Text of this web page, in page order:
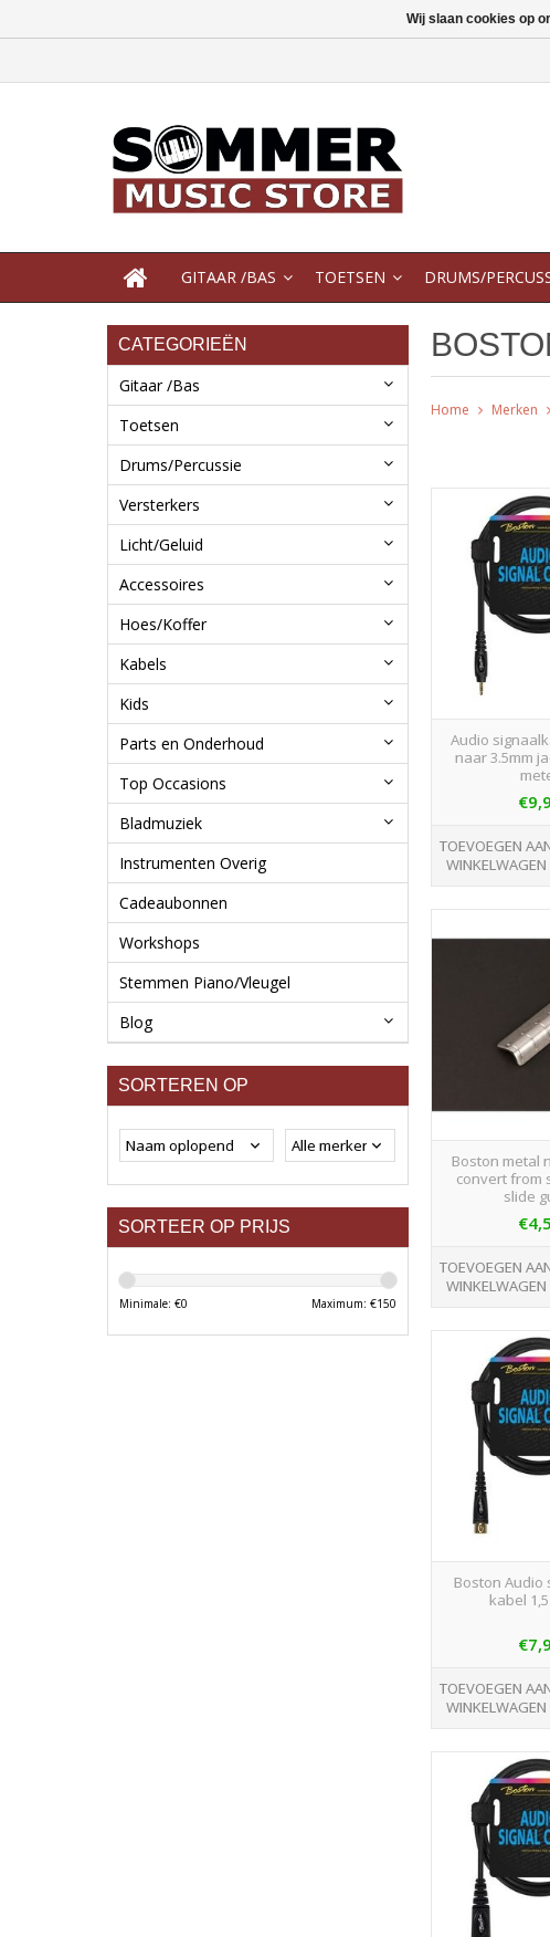
GITAAR /BAS TOETSEN DRUMS/
CATEGORIEËN
Gitaar /Bas
Toetsen
Drums/Percussie
Versterkers
Licht/Geluid
Accessoires
Hoes/Koffer
Kabels
Kids
Parts en Onderhoud
Top Occasions
Bladmuziek
Instrumenten Overig
Cadeaubonnen
Workshops
Stemmen Piano/Vleugel
Blog
SORTEREN OP
SORTEER OP PRIJS
Minimale: €0 Maximum: €150
Home Merken
Audio
naar 3.5mm
TOEVOEGEN
WINKELWAGEN
Boston metal
convert from
slide
TOEVOEGEN
WINKELWAGEN
Boston Audio
kabel
TOEVOEGEN
WINKELWAGEN
Wij slaan cookies op